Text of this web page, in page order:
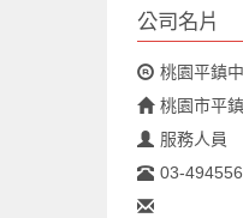
公司名片
桃園平鎮
桃園市平
服務人員
03-